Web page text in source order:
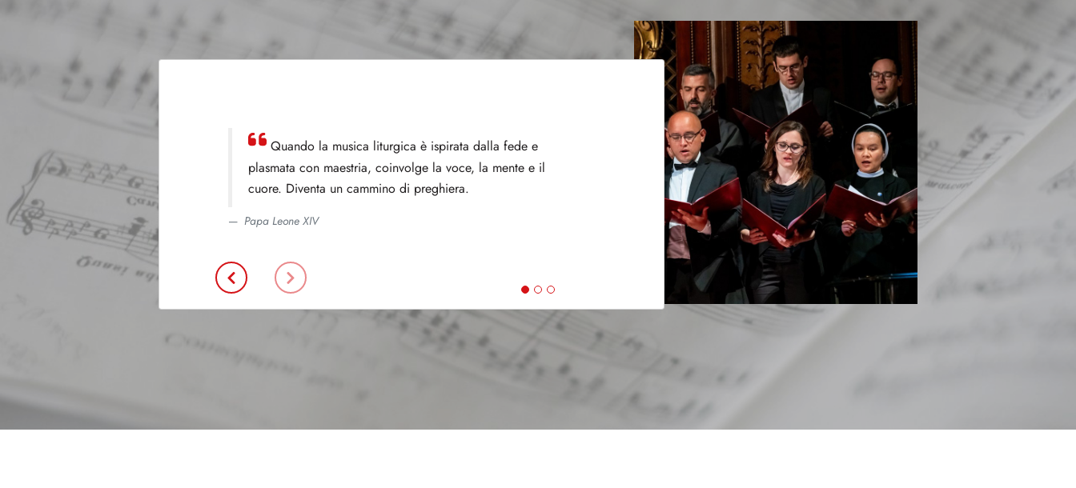
Cantare amantis est - Cantare è proprio di chi ama.
Sant'Agostino (Sermo 356)